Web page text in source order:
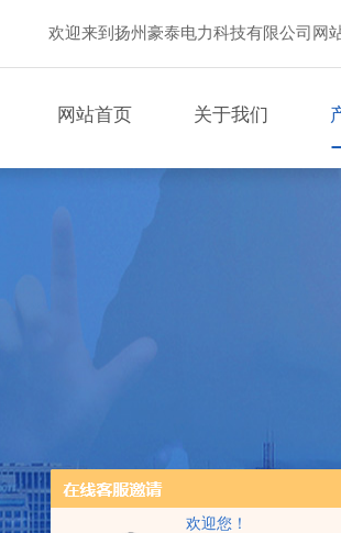
欢迎您！
欢迎来到扬州豪泰电力科技有限公司网
网站首页 关于我们